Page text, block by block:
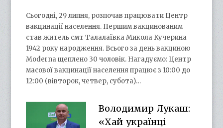
Сьогодні, 29 липня, розпочав працювати Центр
вакцинації населення. Першим вакцинованим
став житель смт Талалаївка Микола Кучерина
1942 року народження. Всього за день вакциною
Moderna щеплено 30 чоловік. Нагадуємо: Центр
масової вакцинації населення працює з 10:00 до
12:00 (вівторок, четвер, субота)…
Володимир Лукаш:
«Хай українці